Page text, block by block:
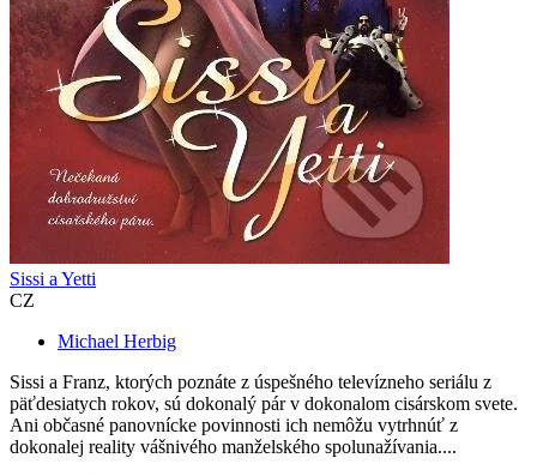
Sissi a Yetti
CZ
Michael Herbig
Sissi a Franz, ktorých poznáte z úspešného televízneho seriálu z
päťdesiatych rokov, sú dokonalý pár v dokonalom cisárskom svete.
Ani občasné panovnícke povinnosti ich nemôžu vytrhnúť z
dokonalej reality vášnivého manželského spolunažívania....